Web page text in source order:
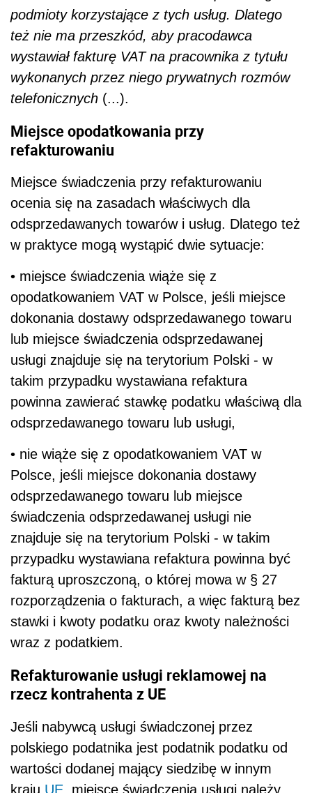
podmioty korzystające z tych usług. Dlatego
też nie ma przeszkód, aby pracodawca
wystawiał fakturę VAT na pracownika z tytułu
wykonanych przez niego prywatnych rozmów
telefonicznych (...).
Miejsce opodatkowania przy
refakturowaniu
Miejsce świadczenia przy refakturowaniu
ocenia się na zasadach właściwych dla
odsprzedawanych towarów i usług. Dlatego też
w praktyce mogą wystąpić dwie sytuacje:
• miejsce świadczenia wiąże się z
opodatkowaniem VAT w Polsce, jeśli miejsce
dokonania dostawy odsprzedawanego towaru
lub miejsce świadczenia odsprzedawanej
usługi znajduje się na terytorium Polski - w
takim przypadku wystawiana refaktura
powinna zawierać stawkę podatku właściwą dla
odsprzedawanego towaru lub usługi,
• nie wiąże się z opodatkowaniem VAT w
Polsce, jeśli miejsce dokonania dostawy
odsprzedawanego towaru lub miejsce
świadczenia odsprzedawanej usługi nie
znajduje się na terytorium Polski - w takim
przypadku wystawiana refaktura powinna być
fakturą uproszczoną, o której mowa w § 27
rozporządzenia o fakturach, a więc fakturą bez
stawki i kwoty podatku oraz kwoty należności
wraz z podatkiem.
Refakturowanie usługi reklamowej na
rzecz kontrahenta z UE
Jeśli nabywcą usługi świadczonej przez
polskiego podatnika jest podatnik podatku od
wartości dodanej mający siedzibę w innym
kraju UE , miejsce świadczenia usługi należy